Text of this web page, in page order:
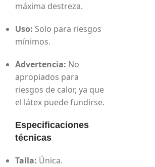
máxima destreza.
Uso: Solo para riesgos
mínimos.
Advertencia: No
apropiados para
riesgos de calor, ya que
el látex puede fundirse.
Especificaciones
técnicas
Talla: Única.